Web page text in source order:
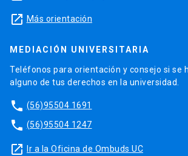
launch Más orientación
MEDIACIÓN UNIVERSITARIA
Teléfonos para orientación y consejo si se
alguno de tus derechos en la universidad.
phone (56)95504 1691
phone (56)95504 1247
launch Ir a la Oficina de Ombuds UC